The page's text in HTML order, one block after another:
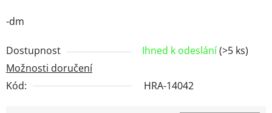
-dm
Dostupnost Ihned k odeslání(>5 ks)
Možnosti doručení
Kód:
HRA-14042